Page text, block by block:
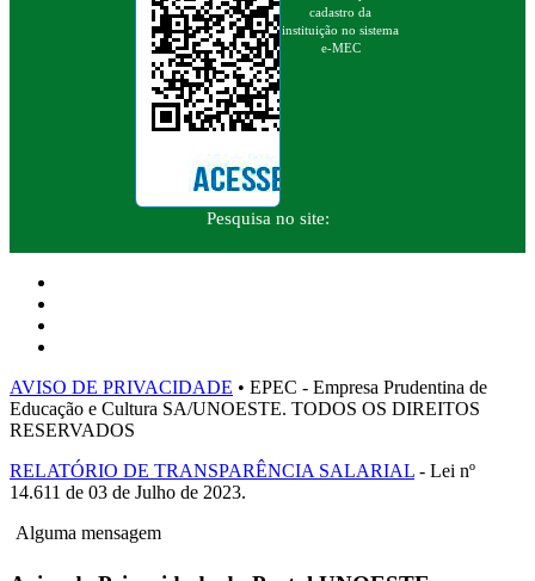
cadastro da
instituição no sistema
e-MEC
Pesquisa no site:
AVISO DE PRIVACIDADE • EPEC - Empresa Prudentina de
Educação e Cultura SA/UNOESTE. TODOS OS DIREITOS
RESERVADOS
RELATÓRIO DE TRANSPARÊNCIA SALARIAL - Lei nº
14.611 de 03 de Julho de 2023.
Alguma mensagem